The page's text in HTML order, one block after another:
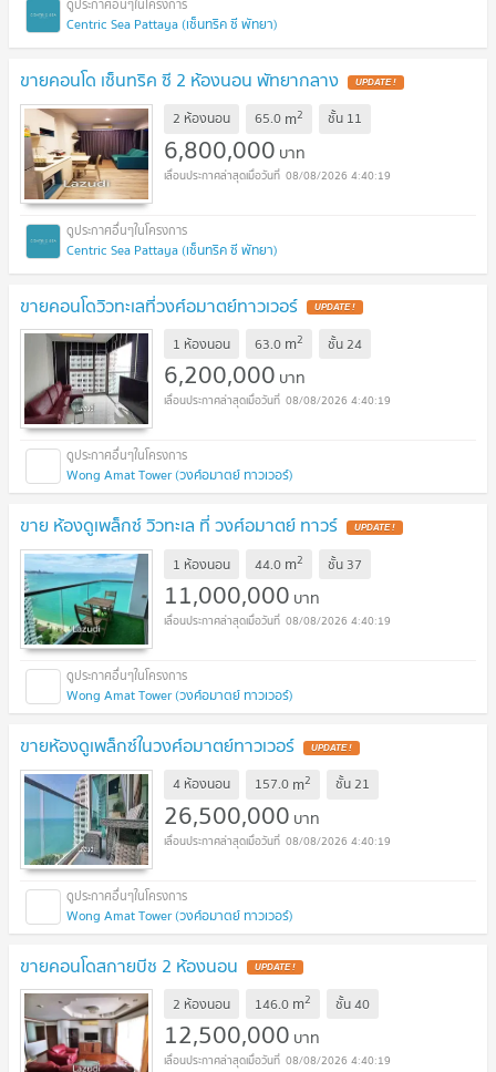
Centric Sea Pattaya (เซ็นทริค ซี พัทยา)
ขายคอนโด เซ็นทริค ซี 2 ห้องนอน พัทยากลาง UPDATE !
2 ห้องนอน 65.0 m2 ชั้น 11
6,800,000 บาท
08/08/2026 4:40:19
Centric Sea Pattaya (เซ็นทริค ซี พัทยา)
ขายคอนโดวิวทะเลที่วงศ์อมาตย์ทาวเวอร์ UPDATE !
1 ห้องนอน 63.0 m2 ชั้น24
6,200,000 บาท
08/08/2026 4:40:19
Wong Amat Tower (วงศ์อมาตย์ ทาวเวอร์)
ขาย ห้องดูเพล็กซ์ วิวทะเล ที่ วงศ์อมาตย์ ทาวร์ UPDATE !
1 ห้องนอน 44.0 m2 ชั้น 37
11,000,000 บาท
08/08/2026 4:40:19
Wong Amat Tower (วงศ์อมาตย์ ทาวเวอร์)
ขายห้องดูเพล็กซ์ในวงศ์อมาตย์ทาวเวอร์ UPDATE !
4 ห้องนอน 157.0 m2 ชั้น21
26,500,000 บาท
08/08/2026 4:40:19
Wong Amat Tower (วงศ์อมาตย์ ทาวเวอร์)
ขายคอนโดสกายบีช 2 ห้องนอน UPDATE !
2 ห้องนอน 146.0 m2 ชั้น40
12,500,000 บาท
08/08/2026 4:40:19